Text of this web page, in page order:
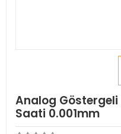
Analog
Saati 0.001mm